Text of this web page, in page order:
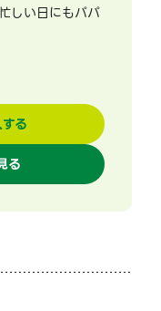
しい日にもパパ
る
る